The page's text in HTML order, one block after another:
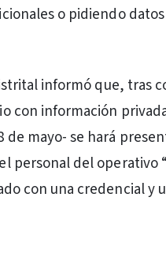
o pidiendo
informó que, tras
con información
de mayo- se hará
personal del operativo
con una credencial y